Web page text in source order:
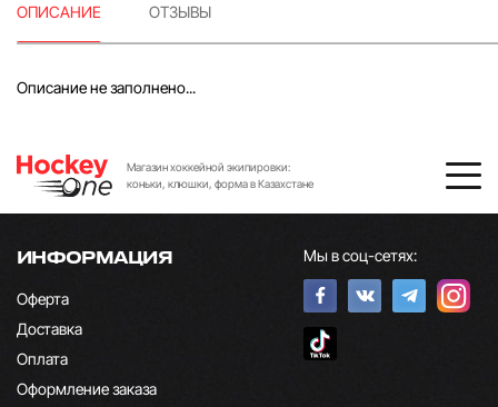
ОПИСАНИЕ ОТЗЫВЫ
Описание не заполнено...
Магазин хоккейной экипировки:
коньки, клюшки, форма в Казахстане
ИНФОРМАЦИЯ
Оферта
Доставка
Оплата
Оформление заказа
Мы в соц-сетях: